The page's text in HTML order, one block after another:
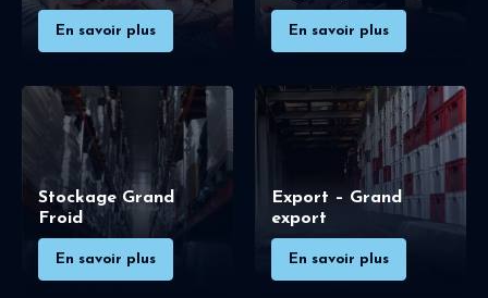
En savoir plus En savoir plus
Stockage Grand
Froid
En savoir plus
Export – Grand
export
En savoir plus